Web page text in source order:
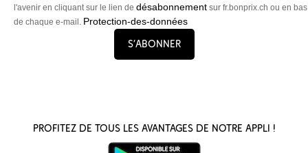
l'avenir en cliquant sur le lien de désabonnement sur fr.bonprix.ch ou en bas
de chaque e-mail. Protection-des-données
S’abonner
Profitez de tous les avantages de notre appli !